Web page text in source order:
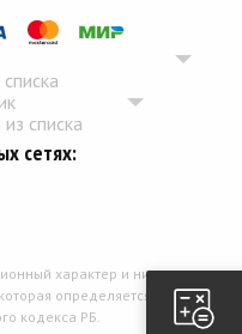
списка
сетях:
характер и ни при каких
определяется положением
кодекса РБ.